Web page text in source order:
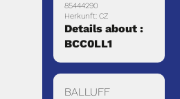
85444290
Herkunft: CZ
Details about :
BCC0LL1
BALLUFF